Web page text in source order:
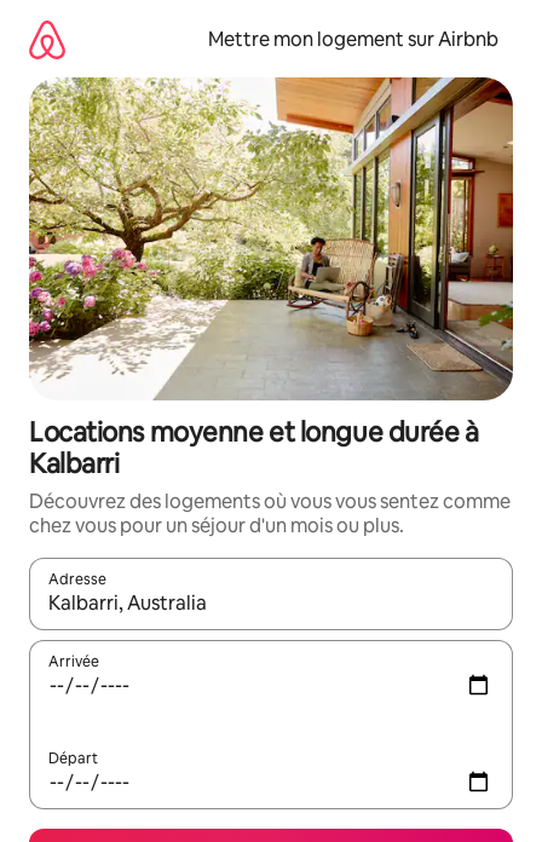
directement
contenu
Mettre mon logement sur Airbnb
Locations moyenne et longue durée à
Kalbarri
Découvrez des logements où vous vous sentez comme
chez vous pour un séjour d'un mois ou plus.
Adresse
Lorsque les résultats s'affichent, utilisez les flèches vers le
Arrivée
Départ